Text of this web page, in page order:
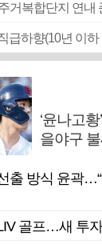
거복합단지 연내
‘윤나고
을야구
출 방식 윤곽
골프…새 투자